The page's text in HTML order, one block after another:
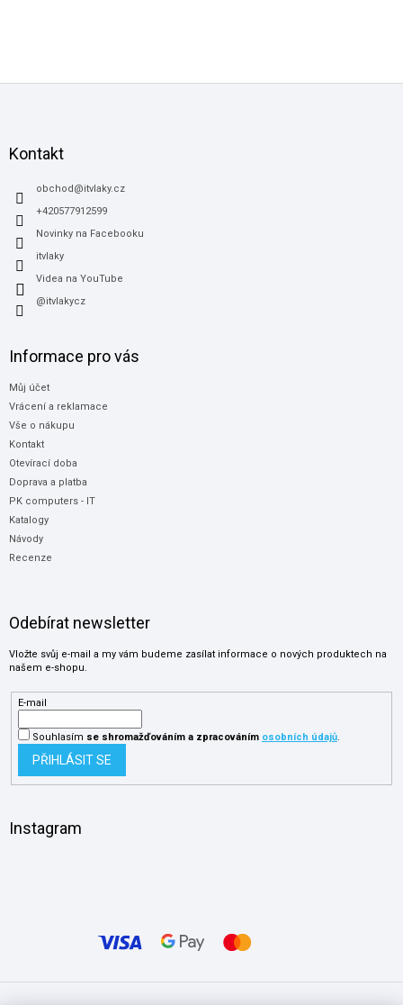
Kontakt
obchod @itvlaky.cz
+420577912599
Novinky na Facebooku
itvlaky
Videa na YouTube
@itvlakycz
Informace pro vás
Můj účet
Vrácení a reklamace
Vše o nákupu
Kontakt
Otevírací doba
Doprava a platba
PK computers - IT
Katalogy
Návody
Recenze
Odebírat newsletter
Vložte svůj e-mail a my vám budeme zasílat informace o nových produktech na
našem e-shopu.
E-mail
Souhlasím se shromažďováníma zpracováním osobních údajů.
PŘIHLÁSIT SE
Instagram